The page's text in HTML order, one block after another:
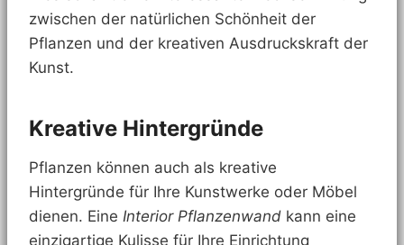
zwischen der natürlichen Schönheit der
Pflanzen und der kreativen Ausdruckskraft der
Kunst.
Kreative Hintergründe
Pflanzen können auch als kreative
Hintergründe für Ihre Kunstwerke oder Möbel
dienen. Eine Interior Pflanzenwand kann eine
einzigartige Kulisse für Ihre Einrichtung